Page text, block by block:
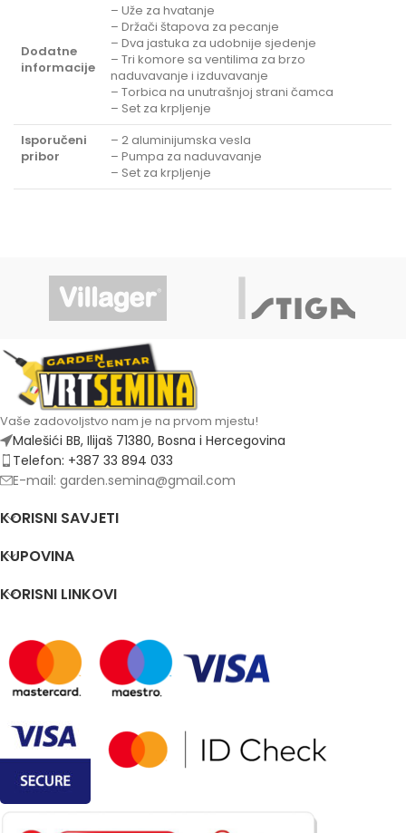
Dodatne
informacije
– Uže za hvatanje
– Držači štapova za pecanje
– Dva jastuka za udobnije sjedenje
– Tri komore sa ventilima za brzo
naduvavanje i izduvavanje
– Torbica na unutrašnjoj strani čamca
– Set za krpljenje
Isporučeni
pribor
– 2 aluminijumska vesla
– Pumpa za naduvavanje
– Set za krpljenje
Vaše zadovoljstvo nam je na prvom mjestu!
Malešići BB, Ilijaš 71380, Bosna i Hercegovina
Telefon: +387 33 894 033
E-mail: garden.semina@gmail.com
KORISNI SAVJETI
KUPOVINA
KORISNI LINKOVI